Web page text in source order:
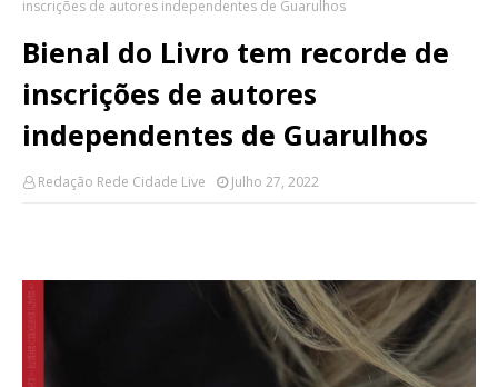
inscrições de autores independentes de Guarulhos
Bienal do Livro tem recorde de
inscrições de autores
independentes de Guarulhos
Redação Rede Cidade Live Julho 27, 2022